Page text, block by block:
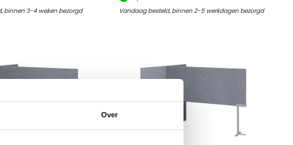
Over
binnen 3-4 weken bezorgd Vandaag besteld, binnen 2-5 werkdagen bezorgd